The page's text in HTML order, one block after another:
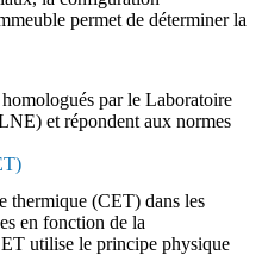
permet de déterminer la
par le Laboratoire
et répondent aux normes
thermique (CET) dans les
en fonction de la
utilise le principe physique